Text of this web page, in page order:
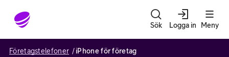
Gå till sidans innehåll
Sök Logga in Meny
Företagstelefoner iPhone för företag